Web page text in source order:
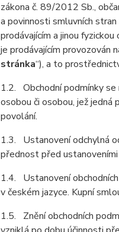
zákona č. 89/2012 Sb.,
a povinnosti smluvních
prodávajícím a jinou fyzickou
je prodávajícím provozován
stránka“), a to
1.2. Obchodní podmínky se
osobou či osobou, jež
povolání.
1.3. Ustanovení odchylná
přednost před ustanoveními
1.4. Ustanovení
v českém jazyce. Kupní
1.5. Znění obchodních